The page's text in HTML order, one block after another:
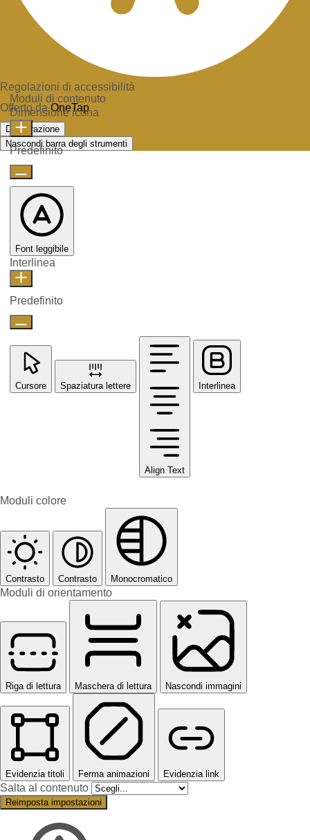
Regolazioni di accessibilità
Offerto daOneTap
Dichiarazione
Nascondi barra degli strumenti
Moduli di contenuto
Dimensione icona
Predefinito
Font leggibile
Interlinea
Predefinito
Cursore Spaziatura lettere
Align Text
Interlinea
Moduli colore
Contrasto Contrasto Monocromatico
Moduli di orientamento
Riga di lettura Maschera di lettura Nascondi immagini
Evidenzia titoli Ferma animazioni Evidenzia link
Salta al contenuto
Reimposta impostazioni